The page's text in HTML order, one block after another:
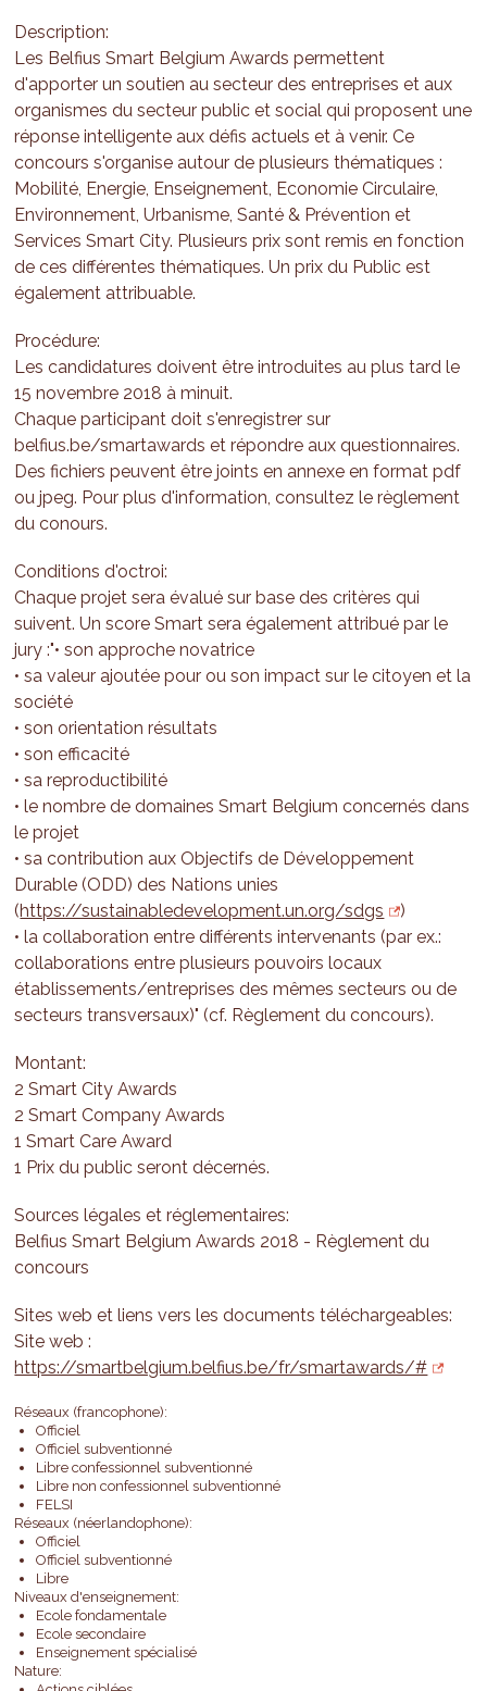
Description:
Les Belfius Smart Belgium Awards permettent
d'apporter un soutien au secteur des entreprises et aux
organismes du secteur public et social qui proposent une
réponse intelligente aux défis actuels et à venir. Ce
concours s'organise autour de plusieurs thématiques :
Mobilité, Energie, Enseignement, Economie Circulaire,
Environnement, Urbanisme, Santé & Prévention et
Services Smart City. Plusieurs prix sont remis en fonction
de ces différentes thématiques. Un prix du Public est
également attribuable.
Procédure:
Les candidatures doivent être introduites au plus tard le
15 novembre 2018 à minuit.
Chaque participant doit s'enregistrer sur
belfius.be/smartawards et répondre aux questionnaires.
Des fichiers peuvent être joints en annexe en format pdf
ou jpeg. Pour plus d'information, consultez le règlement
du conours.
Conditions d'octroi:
Chaque projet sera évalué sur base des critères qui
suivent. Un score Smart sera également attribué par le
jury :"• son approche novatrice
• sa valeur ajoutée pour ou son impact sur le citoyen et la
société
• son orientation résultats
• son efficacité
• sa reproductibilité
• le nombre de domaines Smart Belgium concernés dans
le projet
• sa contribution aux Objectifs de Développement
Durable (ODD) des Nations unies
(https://sustainabledevelopment.un.org/sdgs
)
• la collaboration entre différents intervenants (par ex.:
collaborations entre plusieurs pouvoirs locaux
établissements/entreprises des mêmes secteurs ou de
secteurs transversaux)" (cf. Règlement du concours).
Montant:
2 Smart City Awards
2 Smart Company Awards
1 Smart Care Award
1 Prix du public seront décernés.
Sources légales et réglementaires:
Belfius Smart Belgium Awards 2018 - Règlement du
concours
Sites web et liens vers les documents téléchargeables:
Site web :
https://smartbelgium.belfius.be/fr/smartawards/#
Réseaux (francophone):
Officiel
Officiel subventionné
Libre confessionnel subventionné
Libre non confessionnel subventionné
FELSI
Réseaux (néerlandophone):
Officiel
Officiel subventionné
Libre
Niveaux d'enseignement:
Ecole fondamentale
Ecole secondaire
Enseignement spécialisé
Nature: